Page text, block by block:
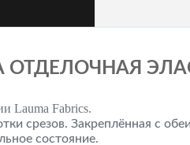
ОТДЕЛОЧНАЯ
Lauma Fabrics.
срезов. Закреплённая с
состояние.